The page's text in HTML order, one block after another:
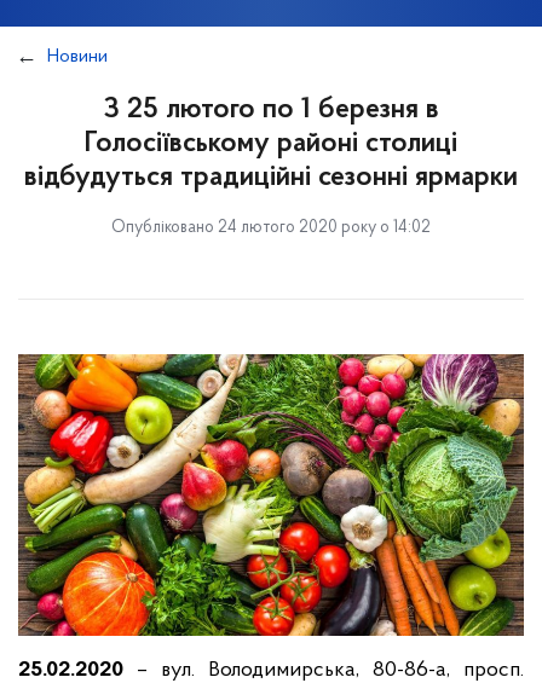
Новини
З 25 лютого по 1 березня в
Голосіївському районі столиці
відбудуться традиційні сезонні ярмарки
Опубліковано 24 лютого 2020 року о 14:02
25.02.2020 – вул. Володимирська, 80-86-а, просп.